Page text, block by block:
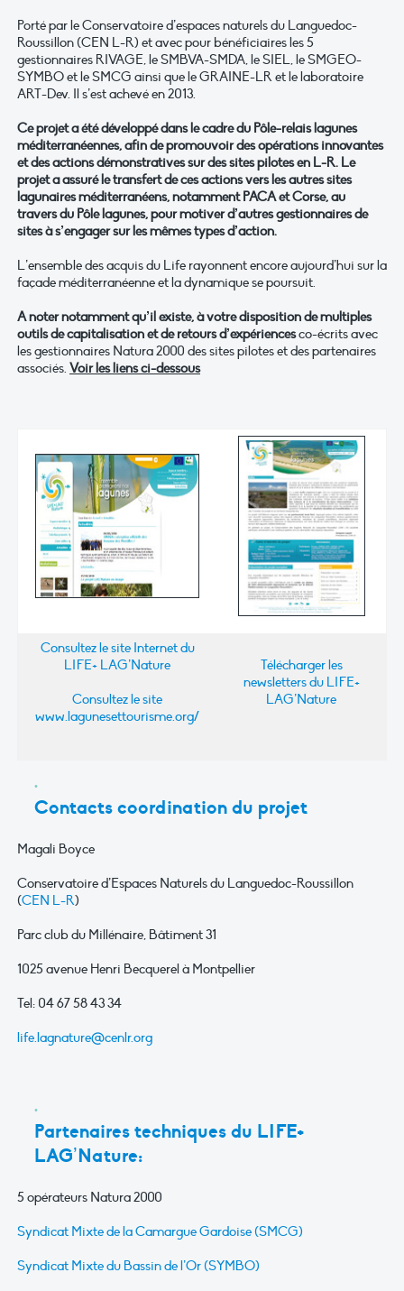
Porté par le Conservatoire d’espaces naturels du Languedoc-
Roussillon (CEN L-R) et avec pour bénéficiaires les 5
gestionnaires RIVAGE, le SMBVA-SMDA, le SIEL, le SMGEO-
SYMBO et le SMCG ainsi que le GRAINE-LR et le laboratoire
ART-Dev. Il s’est achevé en 2013.
Ce projet a été développé dans le cadre du Pôle-relais lagunes
méditerranéennes, afin de promouvoir des opérations innovantes
et des actions démonstratives sur des sites pilotes en L-R. Le
projet a assuré le transfert de ces actions vers les autres sites
lagunaires méditerranéens, notamment PACA et Corse, au
travers du Pôle lagunes, pour motiver d’autres gestionnaires de
sites à s’engager sur les mêmes types d’action.
L’ensemble des acquis du Life rayonnent encore aujourd’hui sur la
façade méditerranéenne et la dynamique se poursuit.
A noter notamment qu’il existe, à votre disposition de multiples
outils de capitalisation et de retours d’expériencesco-écrits avec
les gestionnaires Natura 2000 des sites pilotes et des partenaires
associés. Voir les liens ci-dessous
Consultez le site Internet du
LIFE+ LAG’Nature
Consultez le site
www.lagunesettourisme.org/
Télécharger les
newsletters du LIFE+
LAG’Nature
Contacts coordination du projet
Magali Boyce
Conservatoire d’Espaces Naturels du Languedoc-Roussillon
(CEN L-R)
Parc club du Millénaire, Bâtiment 31
1025 avenue Henri Becquerel à Montpellier
Tel: 04 67 58 43 34
life.lagnature@cenlr.org
Partenaires techniques du LIFE+
LAG’Nature:
5 opérateurs Natura 2000
Syndicat Mixte de la Camargue Gardoise (SMCG)
Syndicat Mixte du Bassin de l’Or (SYMBO)